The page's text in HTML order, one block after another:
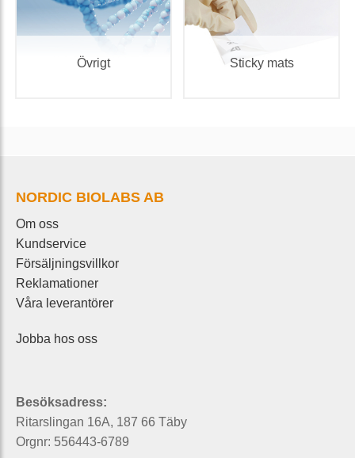
Övrigt Sticky mats
NORDIC BIOLABS AB
Om oss
Kundservice
Försäljningsvillkor
Reklamationer
Våra leverantörer
Jobba hos oss
Besöksadress:
Ritarslingan 16A, 187 66 Täby
Orgnr: 556443-6789